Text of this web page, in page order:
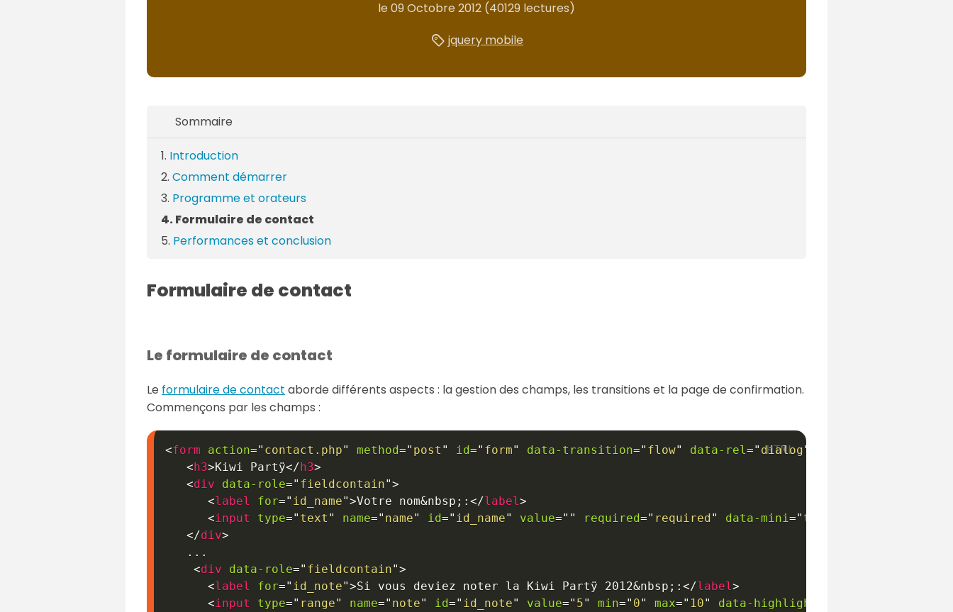
le09 Octobre 2012 (40129 lectures)
jquery mobile
Sommaire
Introduction
Comment démarrer
Programme et orateurs
Formulaire de contact
Performances et conclusion
Formulaire de contact
Le formulaire de contact
Le formulaire de contact aborde différents aspects : la gestion des champs, les transitions et la page de confirmation.
Commençons par les champs :
<form action=" contact.php" method=" post " id=" form" data-transition=" flow" data-rel =" dialog"
<h3>Kiwi Partÿ</h3>
<div data-role=" fieldcontain">
<label for=" id_name">Votre nom&nbsp; : </label >
<input type=" text " name=" name" id=" id_name" value=" " required=" required" data-mini =" true
</div>
   ...
<div data-role=" fieldcontain">
<label for=" id_note">Si vous deviez noter la Kiwi Partÿ 2012&nbsp; : </label >
<input type=" range" name=" note" id=" id_note" value=" 5" min=" 0" max=" 10" data-highlight